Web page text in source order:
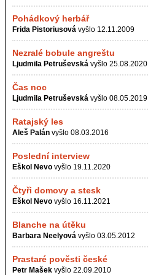
Pohádkový herbář
Frida Pistoriusová vyšlo 12.11.2009
Nezralé bobule angreštu
Ljudmila Petruševská vyšlo 25.08.2020
Čas noc
Ljudmila Petruševská vyšlo 08.05.2019
Ratajský les
Aleš Palán vyšlo 08.03.2016
Poslední interview
Eškol Nevo vyšlo 19.11.2020
Čtyři domovy a stesk
Eškol Nevo vyšlo 16.11.2021
Blanche na útěku
Barbara Neelyová vyšlo 03.05.2012
Prastaré pověsti české
Petr Mašek vyšlo 22.09.2010